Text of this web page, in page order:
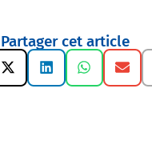
Partager cet article